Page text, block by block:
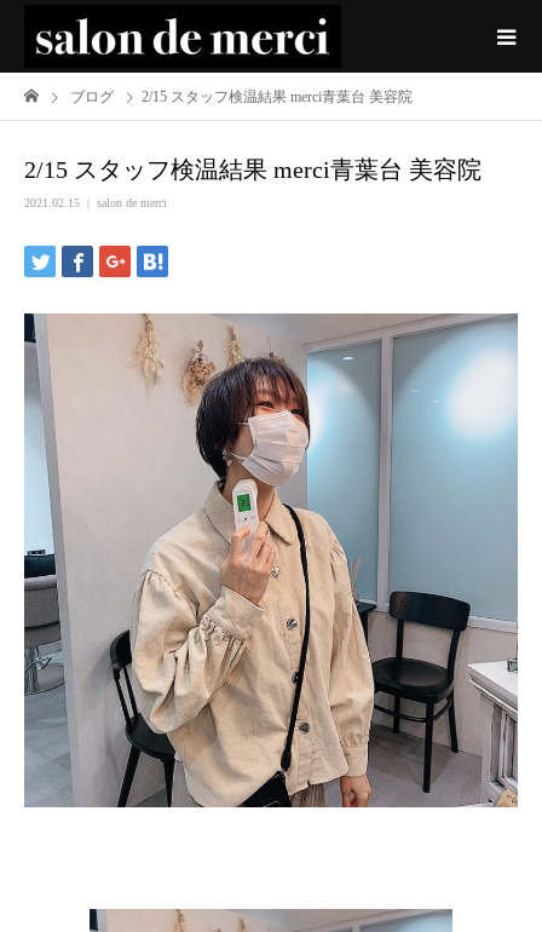
ブログ 2/15 スタッフ検温結果 merci青葉台 美容院
2/15 スタッフ検温結果 merci青葉台 美容院
2021.02.15 salon de merci